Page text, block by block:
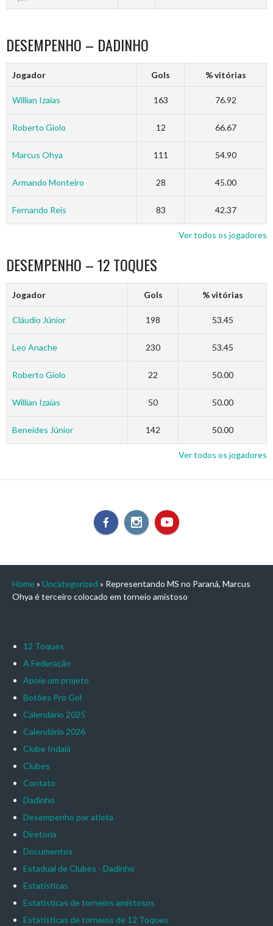
DESEMPENHO – DADINHO
Jogador Gols % vitórias
Willian Izaias 163 76.92
Roberto Giolo 12 66.67
Marcus Ohya 111 54.90
Armando Monteiro 28 45.00
Fernando Reis 83 42.37
Ver todos os jogadores
DESEMPENHO – 12 TOQUES
Jogador Gols % vitórias
Cláudio Júnior 198 53.45
Leo Anache 230 53.45
Roberto Giolo 22 50.00
Willian Izaias 50 50.00
Beneides Júnior 142 50.00
Ver todos os jogadores
Home » Uncategorized » Representando MS no Paraná, Marcus
Ohya é terceiro colocado em torneio amistoso
12 Toques
A Federação
Apoie um projeto
Botões Pro Gol
Calendário 2025
Calendário 2026
Clube Indaiá
Clubes
Contato
Dadinho
Desempenho por atleta
Diretoria
Documentos
Estadual de Clubes - Dadinho
Estatísticas
Estatísticas de torneios amistosos
Estatísticas de torneios de 12 Toques